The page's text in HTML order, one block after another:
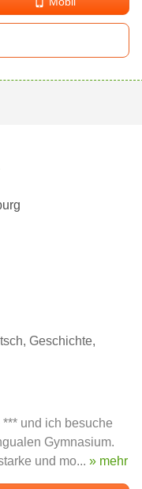
Geschichte,
und ich besuche
Gymnasium.
und mo... » mehr